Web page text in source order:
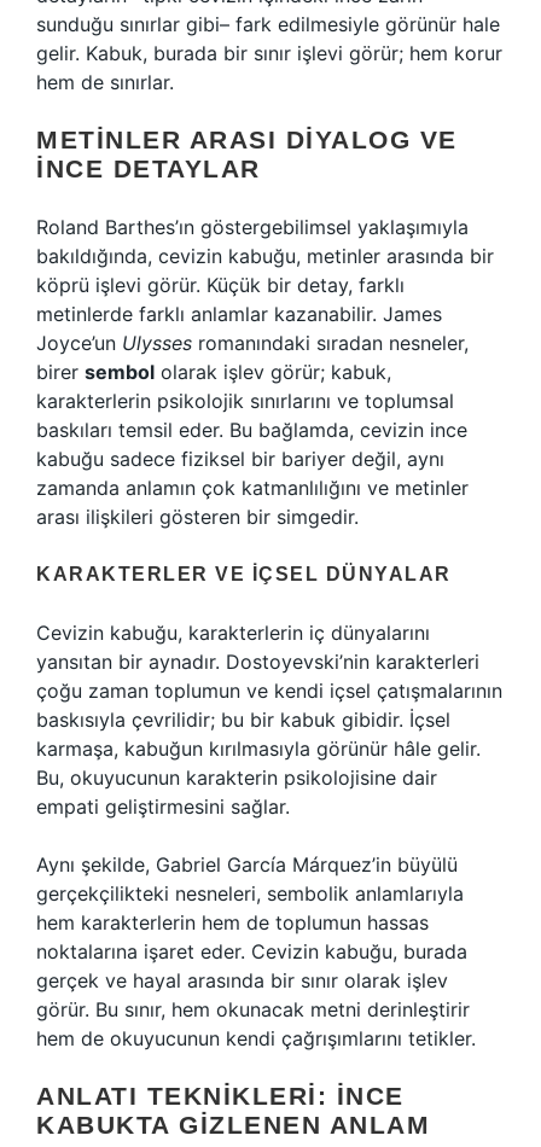
sunduğu sınırlar gibi– fark edilmesiyle görünür hale
gelir. Kabuk, burada bir sınır işlevi görür; hem korur
hem de sınırlar.
METINLER ARASI DIYALOG VE
İNCE DETAYLAR
Roland Barthes’ın göstergebilimsel yaklaşımıyla
bakıldığında, cevizin kabuğu, metinler arasında bir
köprü işlevi görür. Küçük bir detay, farklı
metinlerde farklı anlamlar kazanabilir. James
Joyce’un Ulysses romanındaki sıradan nesneler,
birer sembol olarak işlev görür; kabuk,
karakterlerin psikolojik sınırlarını ve toplumsal
baskıları temsil eder. Bu bağlamda, cevizin ince
kabuğu sadece fiziksel bir bariyer değil, aynı
zamanda anlamın çok katmanlılığını ve metinler
arası ilişkileri gösteren bir simgedir.
KARAKTERLER VE İÇSEL DÜNYALAR
Cevizin kabuğu, karakterlerin iç dünyalarını
yansıtan bir aynadır. Dostoyevski’nin karakterleri
çoğu zaman toplumun ve kendi içsel çatışmalarının
baskısıyla çevrilidir; bu bir kabuk gibidir. İçsel
karmaşa, kabuğun kırılmasıyla görünür hâle gelir.
Bu, okuyucunun karakterin psikolojisine dair
empati geliştirmesini sağlar.
Aynı şekilde, Gabriel García Márquez’in büyülü
gerçekçilikteki nesneleri, sembolik anlamlarıyla
hem karakterlerin hem de toplumun hassas
noktalarına işaret eder. Cevizin kabuğu, burada
gerçek ve hayal arasında bir sınır olarak işlev
görür. Bu sınır, hem okunacak metni derinleştirir
hem de okuyucunun kendi çağrışımlarını tetikler.
ANLATI TEKNIKLERI: İNCE
KABUKTA GIZLENEN ANLAM